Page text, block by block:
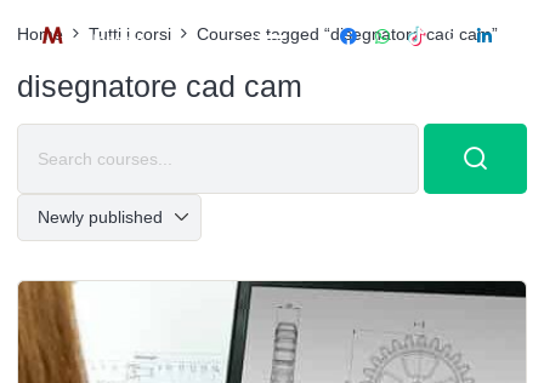
Home Tutti i corsi Courses tagged “disegnatore cad cam”
disegnatore cad cam